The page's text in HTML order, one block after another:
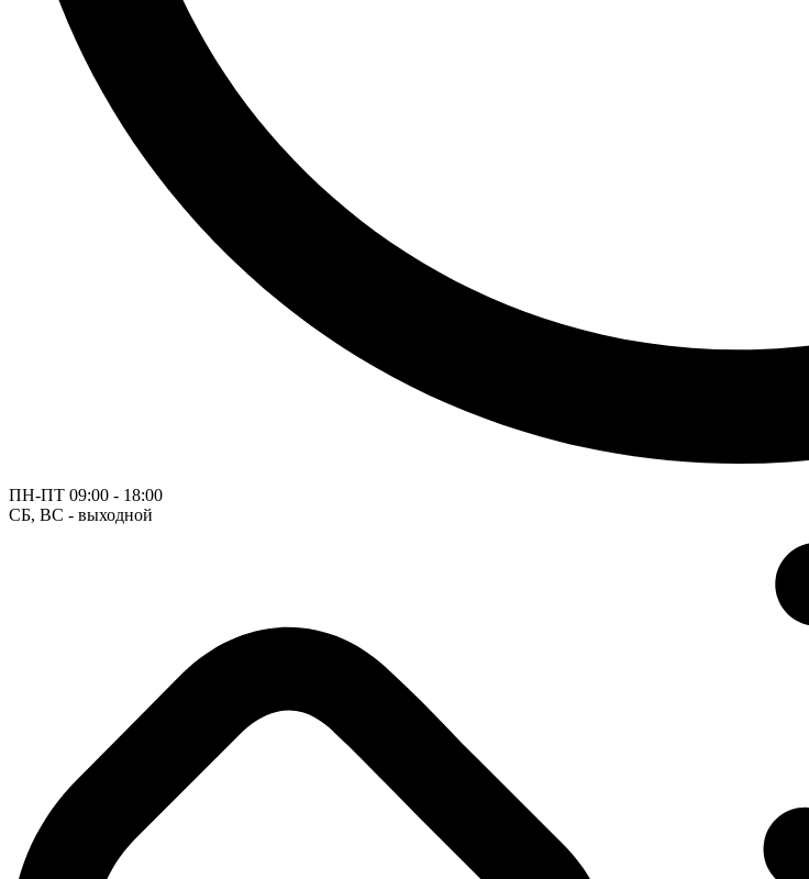
ПН-ПТ 09:00 - 18:00
СБ, ВС - выходной